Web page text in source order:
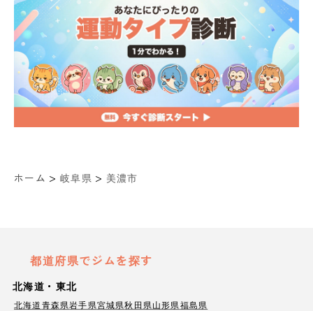
ホーム > 岐阜県 > 美濃市
都道府県でジムを探す
北海道・東北
北海道青森県岩手県宮城県秋田県山形県福島県